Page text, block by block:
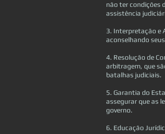
não ter condições
assistência
3. Interpretação e
aconselhando
4. Resolução de
arbitragem, que
batalhas judiciais.
5. Garantia do
assegurar que as
governo.
6. Educação